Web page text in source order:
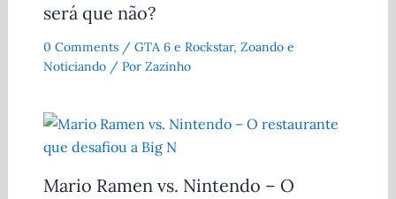
será que não?
0 Comments / GTA 6 e Rockstar, Zoando e
Noticiando/ Por Zazinho
Mario Ramen vs. Nintendo – O